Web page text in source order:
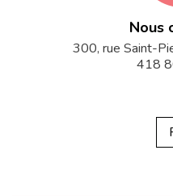
Nous
300, rue Saint-
418